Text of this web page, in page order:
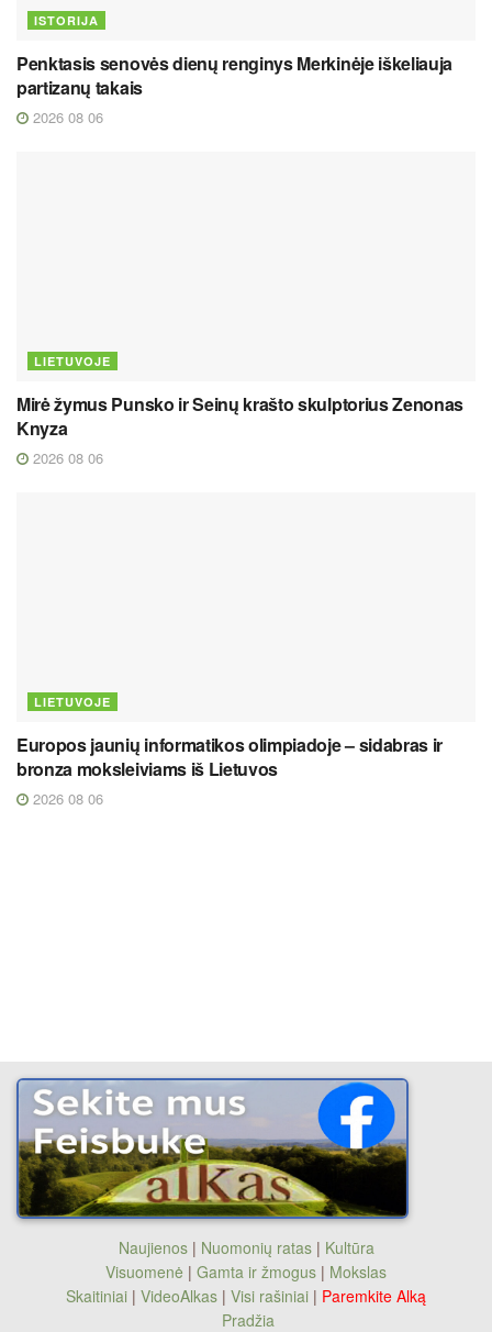
ISTORIJA
Penktasis senovės dienų renginys Merkinėje iškeliauja
partizanų takais
2026 08 06
LIETUVOJE
Mirė žymus Punsko ir Seinų krašto skulptorius Zenonas
Knyza
2026 08 06
LIETUVOJE
Europos jaunių informatikos olimpiadoje – sidabras ir
bronza moksleiviams iš Lietuvos
2026 08 06
Naujienos| Nuomonių ratas| Kultūra
Visuomenė | Gamta ir žmogus | Mokslas
Skaitiniai | VideoAlkas | Visi rašiniai | Paremkite Alką
Pradžia